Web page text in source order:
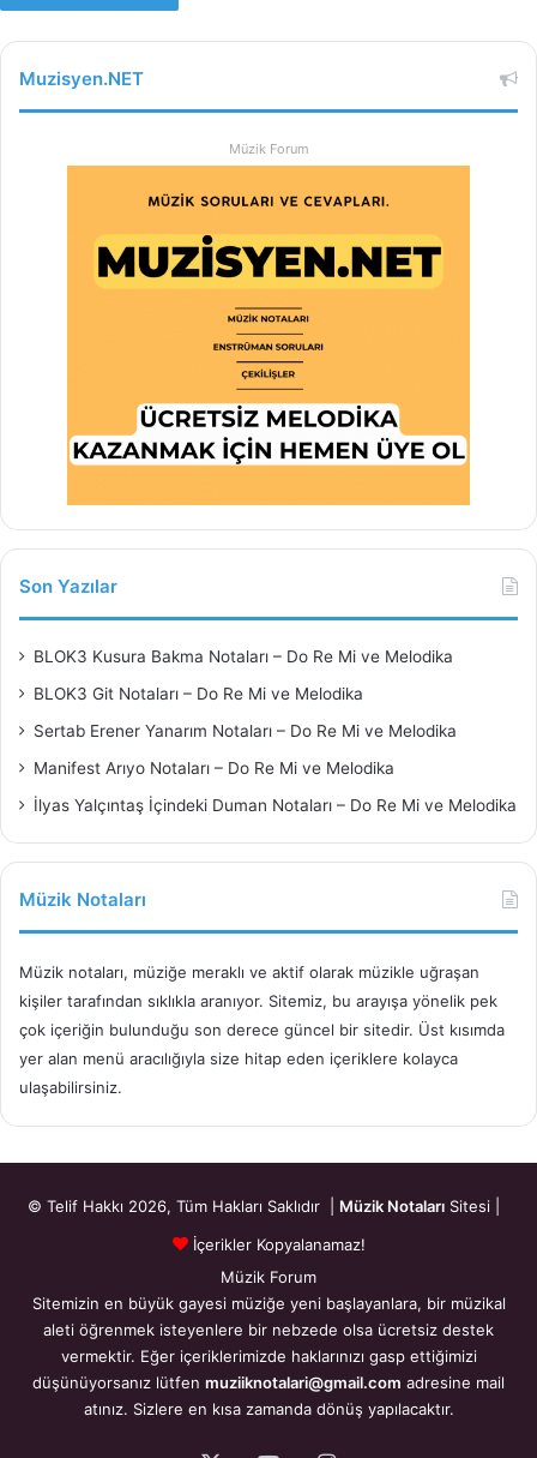
Muzisyen.NET
Müzik Forum
Son Yazılar
BLOK3 Kusura Bakma Notaları – Do Re Mi ve Melodika
BLOK3 Git Notaları – Do Re Mi ve Melodika
Sertab Erener Yanarım Notaları – Do Re Mi ve Melodika
Manifest Arıyo Notaları – Do Re Mi ve Melodika
İlyas Yalçıntaş İçindeki Duman Notaları – Do Re Mi ve Melodika
Müzik Notaları
Müzik notaları, müziğe meraklı ve aktif olarak müzikle uğraşan
kişiler tarafından sıklıkla aranıyor. Sitemiz, bu arayışa yönelik pek
çok içeriğin bulunduğu son derece güncel bir sitedir. Üst kısımda
yer alan menü aracılığıyla size hitap eden içeriklere kolayca
ulaşabilirsiniz.
© Telif Hakkı 2026, Tüm Hakları Saklıdır | Müzik Notaları Sitesi |
İçerikler Kopyalanamaz!
Müzik Forum
Sitemizin en büyük gayesi müziğe yeni başlayanlara, bir müzikal
aleti öğrenmek isteyenlere bir nebzede olsa ücretsiz destek
vermektir. Eğer içeriklerimizde haklarınızı gasp ettiğimizi
düşünüyorsanız lütfen muziiknotalari@gmail.com adresine mail
atınız. Sizlere en kısa zamanda dönüş yapılacaktır.